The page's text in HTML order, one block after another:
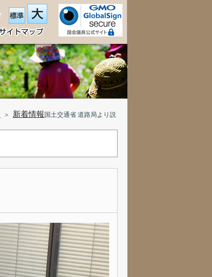
＞ 新着情報 国土交通省 道路局より説